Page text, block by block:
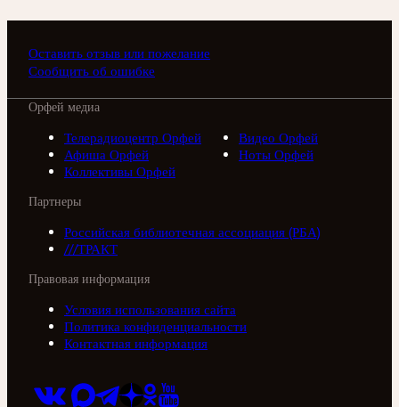
Оставить отзыв или пожелание
Сообщить об ошибке
Орфей медиа
Телерадиоцентр Орфей
Видео Орфей
Афиша Орфей
Ноты Орфей
Коллективы Орфей
Партнеры
Российская библиотечная ассоциация (РБА)
///ТРАКТ
Правовая информация
Условия использования сайта
Политика конфиденциальности
Контактная информация